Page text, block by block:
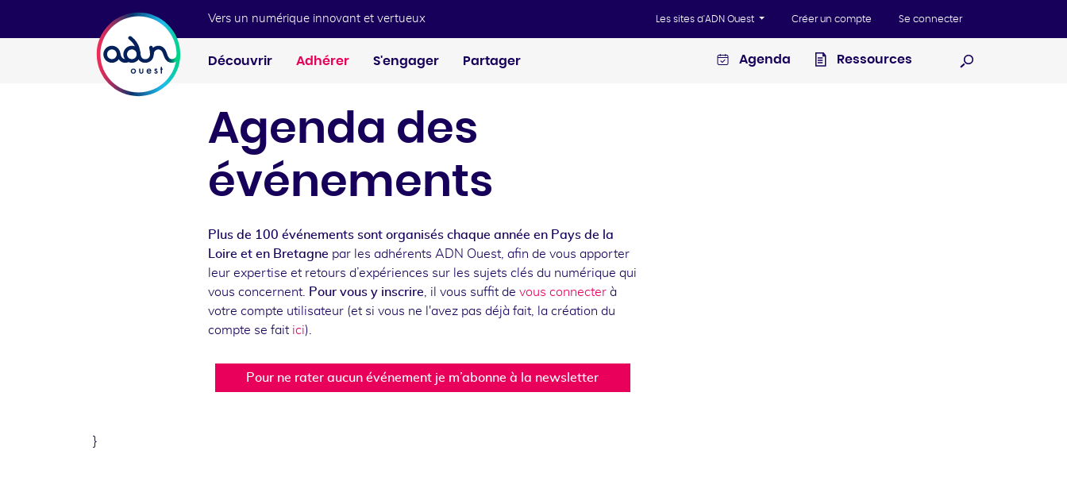
Vers un numérique innovant et vertueux Les sites d'ADN Ouest Créer un compte Se connecter
Découvrir Adhérer S'engager Partager Agenda
Ressources
Agenda des
événements
Plus de 100 événements sont organisés chaque année en Pays de la
Loire et en Bretagne par les adhérents ADN Ouest, afin de vous apporter
leur expertise et retours d’expériences sur les sujets clés du numérique qui
vous concernent. Pour vous y inscrire, il vous suffit de vous connecter à
votre compte utilisateur (et si vous ne l'avez pas déjà fait, la création du
compte se fait ici).
Pour ne rater aucun événement je m’abonne à la newsletter
}